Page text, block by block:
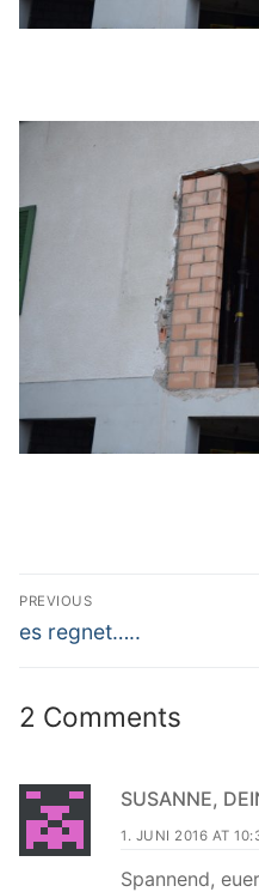
Beitrags-
Navigation
PREVIOUS
Previous
es regnet…..
2 Comments
SUSANNE,
1. JUNI 2016 AT
Spannend,